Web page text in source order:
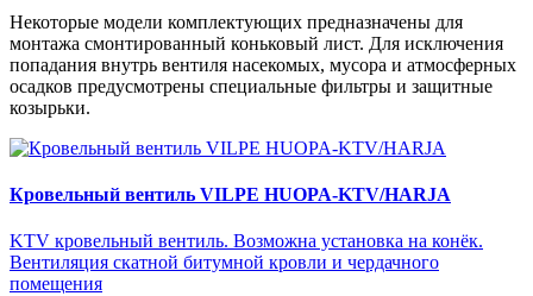
Некоторые модели комплектующих предназначены для
монтажа смонтированный коньковый лист. Для исключения
попадания внутрь вентиля насекомых, мусора и атмосферных
осадков предусмотрены специальные фильтры и защитные
козырьки.
Кровельный вентиль VILPE HUOPA-KTV/HARJA
KTV кровельный вентиль. Возможна установка на конёк.
Вентиляция скатной битумной кровли и чердачного
помещения